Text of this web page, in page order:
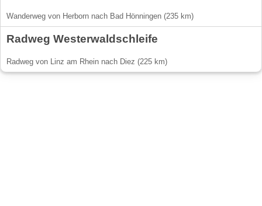
Wanderweg von Herborn nach Bad Hönningen (235 km)
Radweg Westerwaldschleife
Radweg von Linz am Rhein nach Diez (225 km)